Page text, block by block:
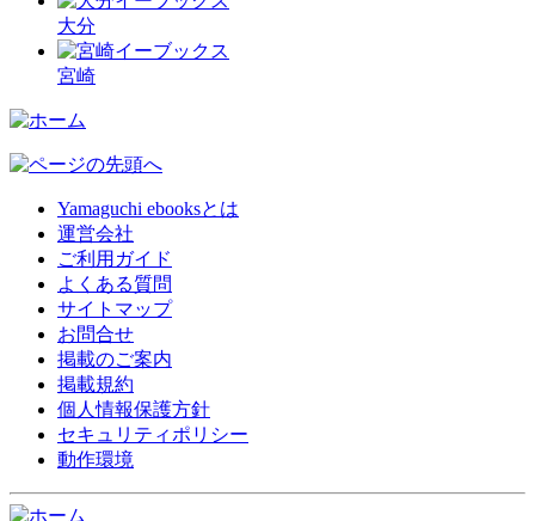
大分
宮崎
Yamaguchi ebooksとは
運営会社
ご利用ガイド
よくある質問
サイトマップ
お問合せ
掲載のご案内
掲載規約
個人情報保護方針
セキュリティポリシー
動作環境